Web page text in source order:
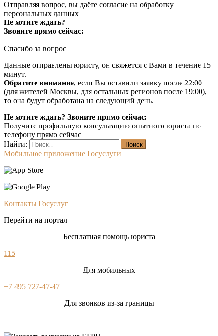
Отправляя вопрос, вы даёте согласие на обработку
персональных данных
Не хотите ждать?
Звоните прямо сейчас:
Спасибо за вопрос
Данные отправлены юристу, он свяжется с Вами в течение 15
минут.
Обратите внимание, если Вы оставили заявку после 22:00
(для жителей Москвы, для остальных регионов после 19:00),
то она будут обработана на следующий день.
Не хотите ждать? Звоните прямо сейчас:
Получите профильную консультацию опытного юриста по
телефону прямо сейчас
Найти:
Мобильное приложение Госуслуги
Контакты Госуслуг
Перейти на портал
Бесплатная помощь юриста
115
Для мобильных
+7 495 727-47-47
Для звонков из-за границы